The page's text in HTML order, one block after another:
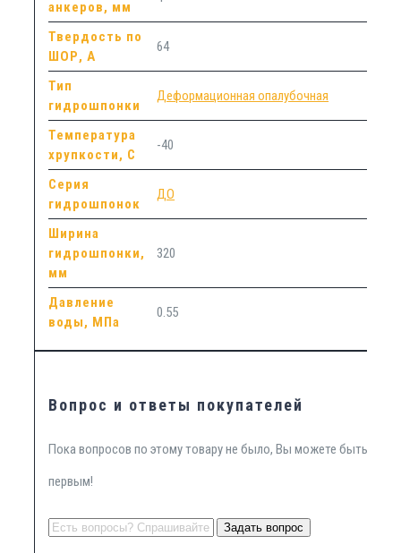
анкеров, мм
Твердость по
ШОР, А
64
Тип
гидрошпонки
Деформационная опалубочная
Температура
хрупкости, С
-40
Серия
гидрошпонок
ДО
Ширина
гидрошпонки,
мм
320
Давление
воды, МПа
0.55
Вопрос и ответы покупателей
Пока вопросов по этому товару не было, Вы можете быть
первым!